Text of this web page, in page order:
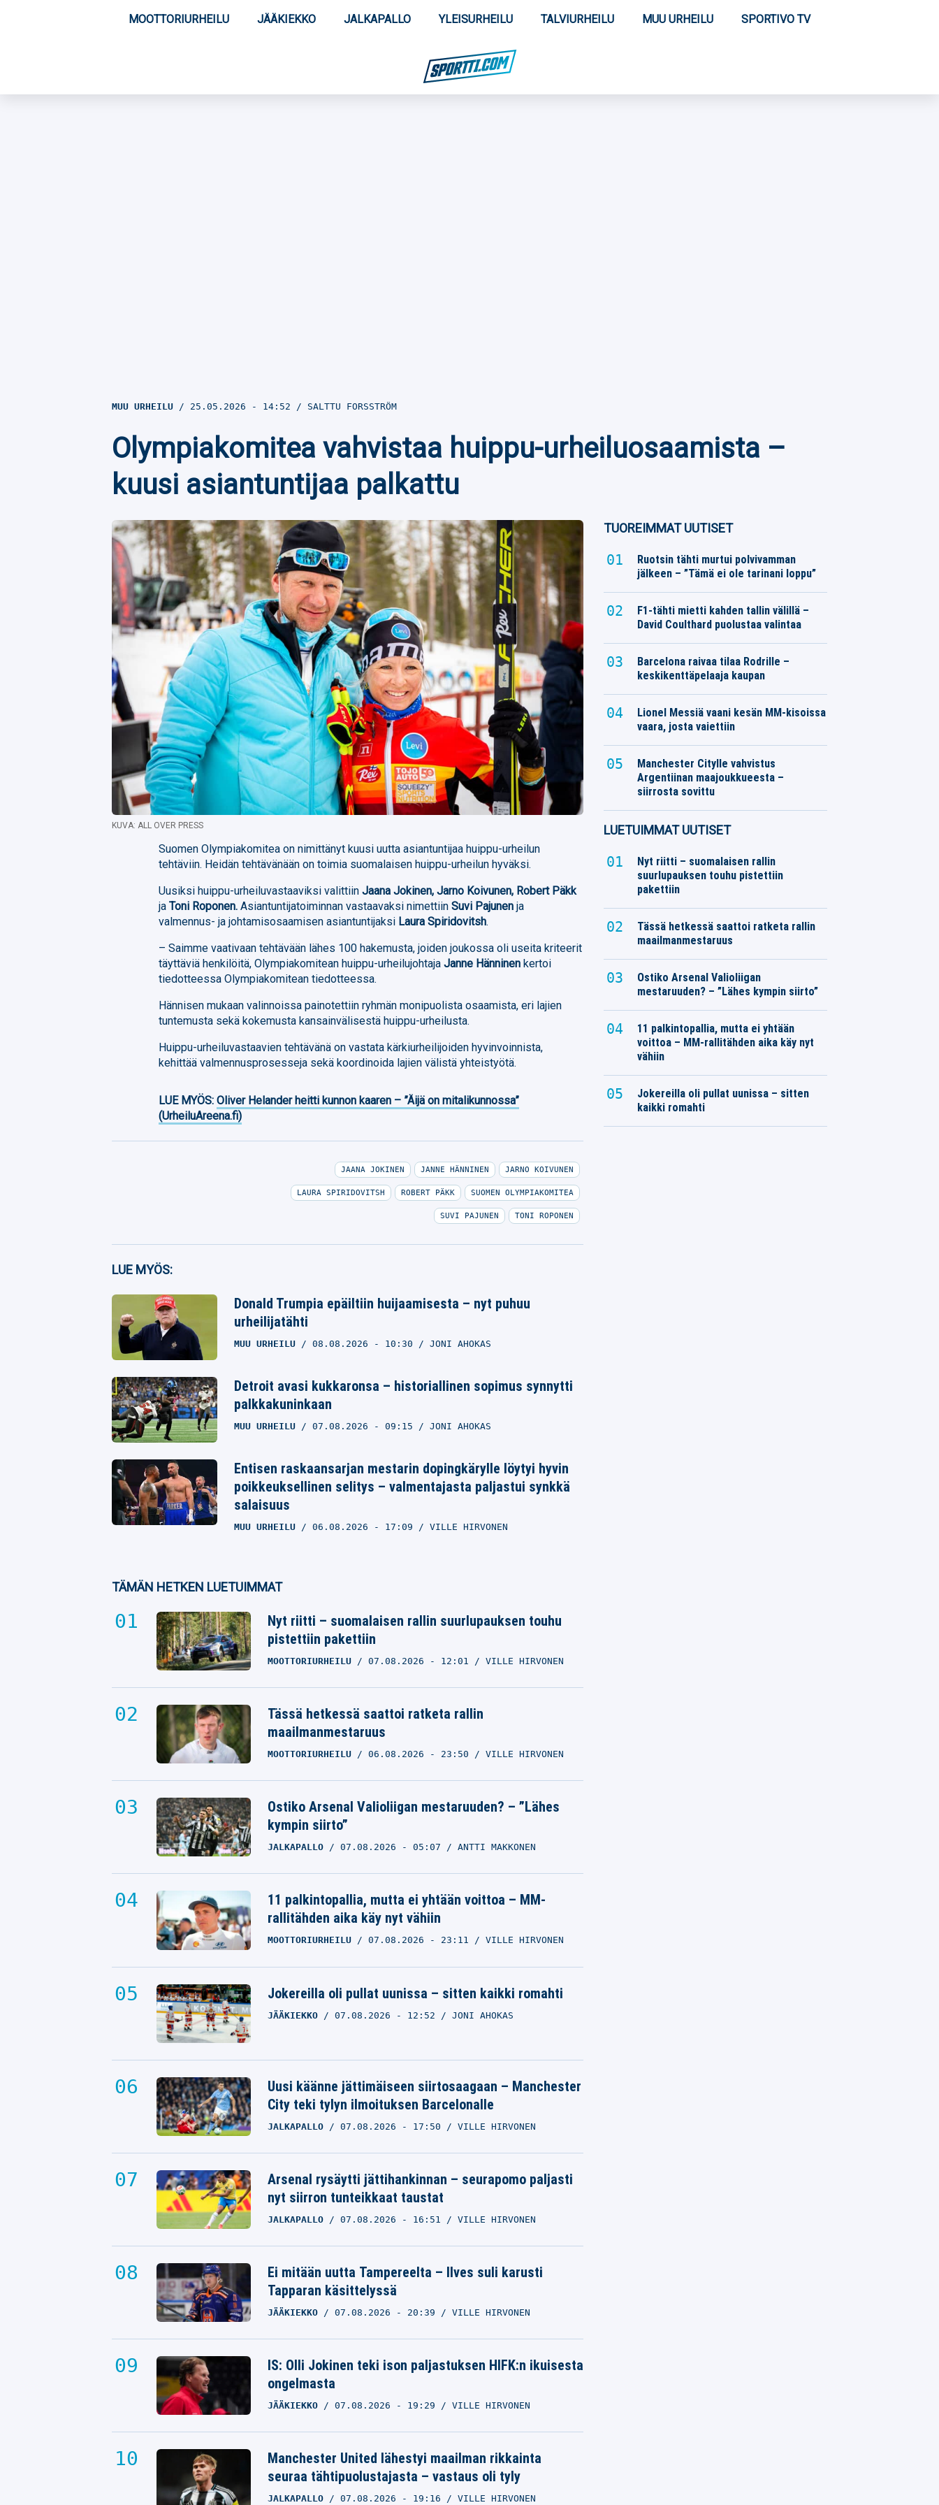
MOOTTORIURHEILU JÄÄKIEKKO JALKAPALLO YLEISURHEILU TALVIURHEILU MUU URHEILU SPORTIVO TV
MUU URHEILU 25.05.2026 - 14:52 SALTTU FORSSTRÖM
Olympiakomitea vahvistaa huippu-urheiluosaamista –
kuusi asiantuntijaa palkattu
KUVA: ALL OVER PRESS
Suomen Olympiakomitea on nimittänyt kuusi uutta asiantuntijaa huippu-urheilun
tehtäviin. Heidän tehtävänään on toimia suomalaisen huippu-urheilun hyväksi.
Uusiksi huippu-urheiluvastaaviksi valittiinJaana Jokinen, Jarno Koivunen, Robert Päkk
jaToni Roponen. Asiantuntijatoiminnan vastaavaksi nimettiinSuvi Pajunen ja
valmennus- ja johtamisosaamisen asiantuntijaksi Laura Spiridovitsh.
– Saimme vaativaan tehtävään lähes 100 hakemusta, joiden joukossa oli useita kriteerit
täyttäviä henkilöitä, Olympiakomitean huippu-urheilujohtajaJanne Hänninen kertoi
tiedotteessa Olympiakomitean tiedotteessa.
Hännisen mukaan valinnoissa painotettiin ryhmän monipuolista osaamista, eri lajien
tuntemusta sekä kokemusta kansainvälisestä huippu-urheilusta.
Huippu-urheiluvastaavien tehtävänä on vastata kärkiurheilijoiden hyvinvoinnista,
kehittää valmennusprosesseja sekä koordinoida lajien välistä yhteistyötä.
LUE MYÖS:Oliver Helander heitti kunnon kaaren – ”Äijä on mitalikunnossa”
(UrheiluAreena.fi)
Facebook
Twitter
Whatsapp
JAANA JOKINEN JANNE HÄNNINEN JARNO KOIVUNEN
LAURA SPIRIDOVITSH ROBERT PÄKK SUOMEN OLYMPIAKOMITEA
SUVI PAJUNEN TONI ROPONEN
LUE MYÖS:
Donald Trumpia epäiltiin huijaamisesta – nyt puhuu
urheilijatähti
MUU URHEILU 08.08.2026 - 10:30 JONI AHOKAS
Detroit avasi kukkaronsa – historiallinen sopimus synnytti
palkkakuninkaan
MUU URHEILU 07.08.2026 - 09:15 JONI AHOKAS
Entisen raskaansarjan mestarin dopingkärylle löytyi hyvin
poikkeuksellinen selitys – valmentajasta paljastui synkkä
salaisuus
MUU URHEILU 06.08.2026 - 17:09 VILLE HIRVONEN
TÄMÄN HETKEN LUETUIMMAT
Nyt riitti – suomalaisen rallin suurlupauksen touhu
pistettiin pakettiin
MOOTTORIURHEILU 07.08.2026 - 12:01 VILLE HIRVONEN
Tässä hetkessä saattoi ratketa rallin
maailmanmestaruus
MOOTTORIURHEILU 06.08.2026 - 23:50 VILLE HIRVONEN
Ostiko Arsenal Valioliigan mestaruuden? – ”Lähes
kympin siirto”
JALKAPALLO 07.08.2026 - 05:07 ANTTI MAKKONEN
11 palkintopallia, mutta ei yhtään voittoa – MM-
rallitähden aika käy nyt vähiin
MOOTTORIURHEILU 07.08.2026 - 23:11 VILLE HIRVONEN
Jokereilla oli pullat uunissa – sitten kaikki romahti
JÄÄKIEKKO 07.08.2026 - 12:52 JONI AHOKAS
Uusi käänne jättimäiseen siirtosaagaan – Manchester
City teki tylyn ilmoituksen Barcelonalle
JALKAPALLO 07.08.2026 - 17:50 VILLE HIRVONEN
Arsenal rysäytti jättihankinnan – seurapomo paljasti
nyt siirron tunteikkaat taustat
JALKAPALLO 07.08.2026 - 16:51 VILLE HIRVONEN
Ei mitään uutta Tampereelta – Ilves suli karusti
Tapparan käsittelyssä
JÄÄKIEKKO 07.08.2026 - 20:39 VILLE HIRVONEN
IS: Olli Jokinen teki ison paljastuksen HIFK:n ikuisesta
ongelmasta
JÄÄKIEKKO 07.08.2026 - 19:29 VILLE HIRVONEN
Manchester United lähestyi maailman rikkainta
seuraa tähtipuolustajasta – vastaus oli tyly
JALKAPALLO 07.08.2026 - 19:16 VILLE HIRVONEN
TUOREIMMAT UUTISET
Ruotsin tähti murtui polvivamman
jälkeen – ”Tämä ei ole tarinani loppu”
F1-tähti mietti kahden tallin välillä –
David Coulthard puolustaa valintaa
Barcelona raivaa tilaa Rodrille –
keskikenttäpelaaja kaupan
Lionel Messiä vaani kesän MM-kisoissa
vaara, josta vaiettiin
Manchester Citylle vahvistus
Argentiinan maajoukkueesta –
siirrosta sovittu
LUETUIMMAT UUTISET
Nyt riitti – suomalaisen rallin
suurlupauksen touhu pistettiin
pakettiin
Tässä hetkessä saattoi ratketa rallin
maailmanmestaruus
Ostiko Arsenal Valioliigan
mestaruuden? – ”Lähes kympin siirto”
11 palkintopallia, mutta ei yhtään
voittoa – MM-rallitähden aika käy nyt
vähiin
Jokereilla oli pullat uunissa – sitten
kaikki romahti